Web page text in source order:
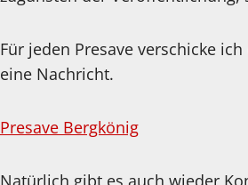
Für jeden Presave verschicke
eine Nachricht.
Presave Bergkönig
Natürlich gibt es auch wieder